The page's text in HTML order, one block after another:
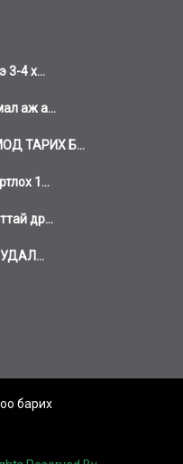
3-4 х...
аж а...
ТАРИХ Б...
1...
др...
барих